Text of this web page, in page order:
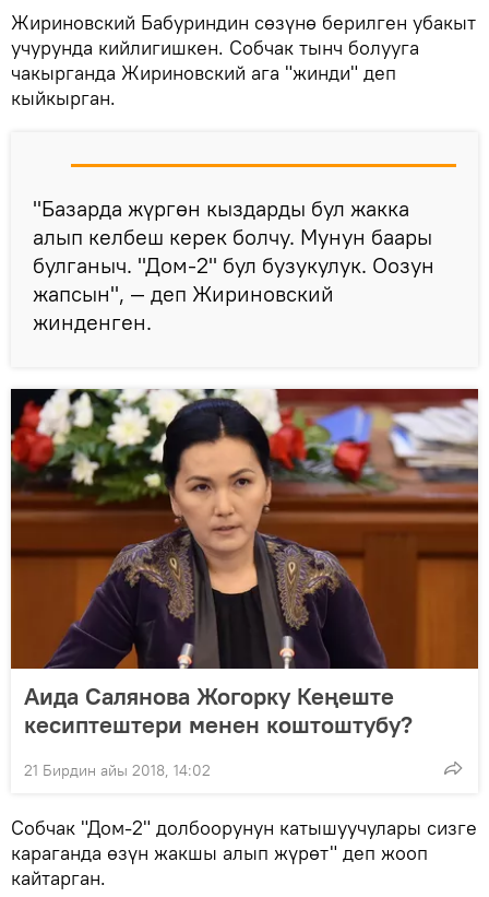
Жириновский Бабуриндин сөзүнө берилген убакыт
учурунда кийлигишкен. Собчак тынч болууга
чакырганда Жириновский ага "жинди" деп
кыйкырган.
"Базарда жүргөн кыздарды бул жакка
алып келбеш керек болчу. Мунун баары
булганыч. "Дом-2" бул бузукулук. Оозун
жапсын", — деп Жириновский
жинденген.
Аида Салянова Жогорку Кеңеште
кесиптештери менен коштоштубу?
21 Бирдин айы 2018, 14:02
Собчак "Дом-2" долбоорунун катышуучулары сизге
караганда өзүн жакшы алып жүрөт" деп жооп
кайтарган.